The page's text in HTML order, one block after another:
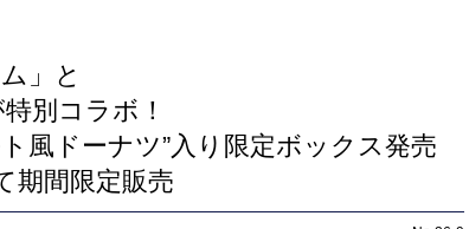
」と
別コラボ！
風ドーナツ”入り限定ボックス発売
期間限定販売